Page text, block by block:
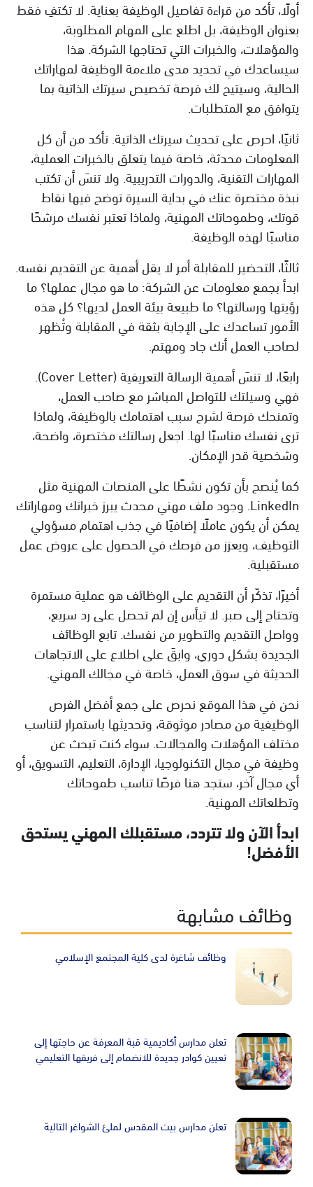
أولًا، تأكد من قراءة تفاصيل الوظيفة بعناية. لا تكتفِ فقط
بعنوان الوظيفة، بل اطلع على المهام المطلوبة،
والمؤهلات، والخبرات التي تحتاجها الشركة. هذا
سيساعدك في تحديد مدى ملاءمة الوظيفة لمهاراتك
الحالية، وسيتيح لك فرصة تخصيص سيرتك الذاتية بما
يتوافق مع المتطلبات.
ثانيًا، احرص على تحديث سيرتك الذاتية. تأكد من أن كل
المعلومات محدثة، خاصة فيما يتعلق بالخبرات العملية،
المهارات التقنية، والدورات التدريبية. ولا تنسَ أن تكتب
نبذة مختصرة عنك في بداية السيرة توضح فيها نقاط
قوتك، وطموحاتك المهنية، ولماذا تعتبر نفسك مرشحًا
مناسبًا لهذه الوظيفة.
ثالثًا، التحضير للمقابلة أمر لا يقل أهمية عن التقديم نفسه.
ابدأ بجمع معلومات عن الشركة: ما هو مجال عملها؟ ما
رؤيتها ورسالتها؟ ما طبيعة بيئة العمل لديها؟ كل هذه
الأمور تساعدك على الإجابة بثقة في المقابلة وتُظهر
لصاحب العمل أنك جاد ومهتم.
رابعًا، لا تنسَ أهمية الرسالة التعريفية (Cover Letter).
فهي وسيلتك للتواصل المباشر مع صاحب العمل،
وتمنحك فرصة لشرح سبب اهتمامك بالوظيفة، ولماذا
ترى نفسك مناسبًا لها. اجعل رسالتك مختصرة، واضحة،
وشخصية قدر الإمكان.
كما يُنصح بأن تكون نشطًا على المنصات المهنية مثل
LinkedIn. وجود ملف مهني محدث يبرز خبراتك ومهاراتك
يمكن أن يكون عاملًا إضافيًا في جذب اهتمام مسؤولي
التوظيف، ويعزز من فرصك في الحصول على عروض عمل
مستقبلية.
أخيرًا، تذكّر أن التقديم على الوظائف هو عملية مستمرة
وتحتاج إلى صبر. لا تيأس إن لم تحصل على رد سريع،
وواصل التقديم والتطوير من نفسك. تابع الوظائف
الجديدة بشكل دوري، وابقَ على اطلاع على الاتجاهات
الحديثة في سوق العمل، خاصة في مجالك المهني.
نحن في هذا الموقع نحرص على جمع أفضل الفرص
الوظيفية من مصادر موثوقة، وتحديثها باستمرار لتناسب
مختلف المؤهلات والمجالات. سواء كنت تبحث عن
وظيفة في مجال التكنولوجيا، الإدارة، التعليم، التسويق، أو
أي مجال آخر، ستجد هنا فرصًا تناسب طموحاتك
وتطلعاتك المهنية.
ابدأ الآن ولا تتردد، مستقبلك المهني يستحق
الأفضل!
وظائف مشابهة
Image وظائف شاغرة لدى كلية المجتمع الإسلامي
Image تعلن مدارس أكاديمية قبة المعرفة عن حاجتها إلى
تعيين كوادر جديدة للانضمام إلى فريقها التعليمي
Image تعلن مدارس بيت المقدس لملئ الشواغر التالية